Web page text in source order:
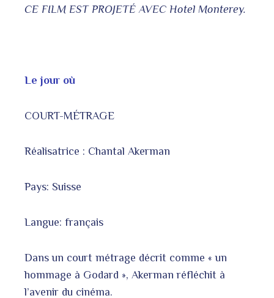
CE FILM EST PROJETÉ AVEC Hotel Monterey.
Le jour où
COURT-MÉTRAGE
Réalisatrice : Chantal Akerman
Pays: Suisse
Langue: français
Dans un court métrage décrit comme « un
hommage à Godard », Akerman réfléchit à
l’avenir du cinéma.